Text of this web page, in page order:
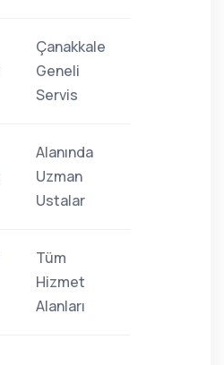
Çanakkale
Geneli
Servis
Alanında
Uzman
Ustalar
Tüm
Hizmet
Alanları